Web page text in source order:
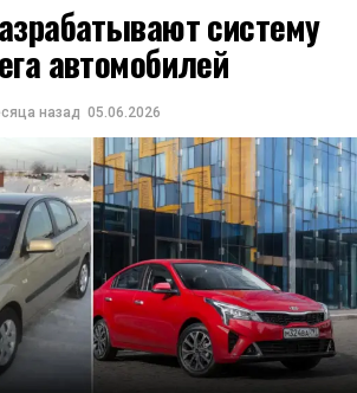
систему
автомобилей
назад 05.06.2026